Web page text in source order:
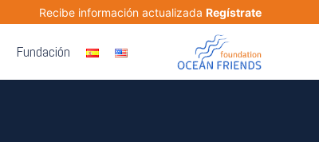
Recibe información actualizada Regístrate
Fundación